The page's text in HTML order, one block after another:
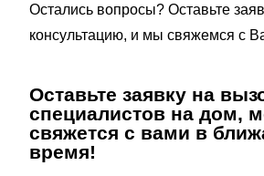
Остались вопросы? Оставьте
консультацию, и мы свяжемся с
Оставьте заявку на
специалистов на дом,
свяжется с вами в
время!